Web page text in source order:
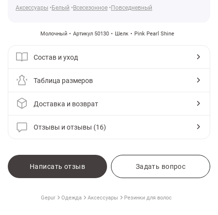
Аксессуары
Белый Всесезонное Повседневный
Молочный Артикул 50130 Шелк Pink Pearl Shine
Состав и уход
Таблица размеров
Доставка и возврат
Отзывы и отзывы (16)
Написать отзыв Задать вопрос
Gepur Одежда Аксессуары Резинки для волос